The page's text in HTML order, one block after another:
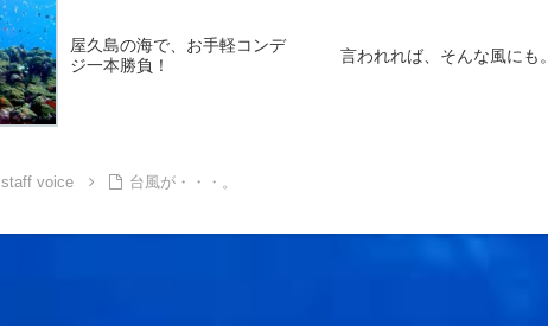
屋久島の海で、お手軽コンデ
ジ一本勝負！
言われれば、そんな風にも。
staff voice 台風が・・・。